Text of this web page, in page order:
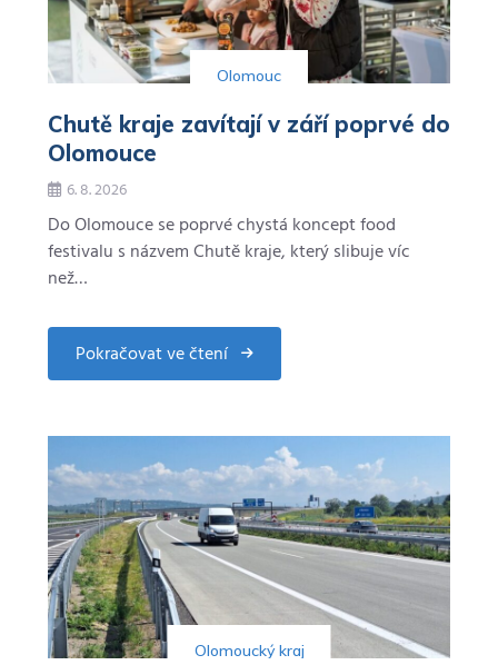
Olomouc
Chutě kraje zavítají v září poprvé do
Olomouce
6. 8. 2026
Do Olomouce se poprvé chystá koncept food
festivalu s názvem Chutě kraje, který slibuje víc
než…
Pokračovat ve čtení
about
Chutě
v
poprvé
do
Olomouce
Olomoucký kraj